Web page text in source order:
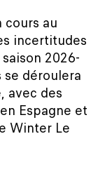
cours au
incertitudes
2026-
se déroulera
avec des
Espagne et
Winter Le